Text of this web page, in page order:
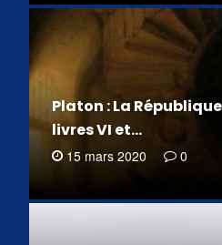
Platon : La
livres VI et…
15 mars 2020 0